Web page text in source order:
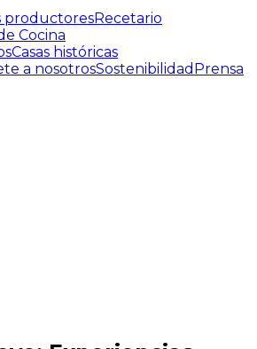
productoresRecetario
Cocina
Casas históricas
a nosotrosSostenibilidad Prensa